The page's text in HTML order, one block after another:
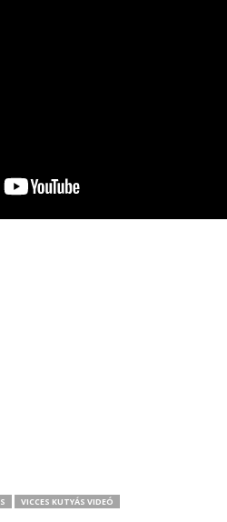
VICCES KUTYÁS VIDEÓ